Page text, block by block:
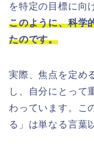
を特定の目標に向
このように、科学
たのです。
実際、焦点を定め
し、自分にとって
わっています。こ
る」は単なる言葉